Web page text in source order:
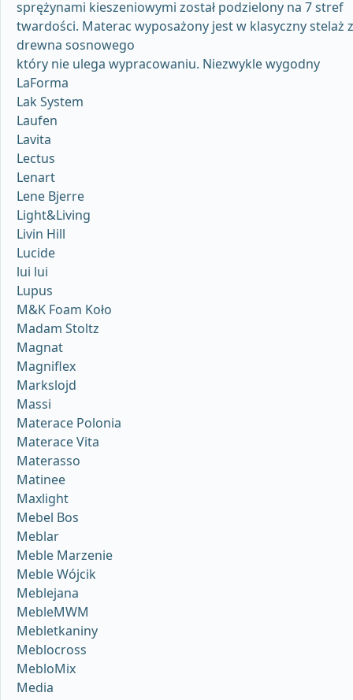
sprężynami kieszeniowymi został podzielony na 7 stref
twardości. Materac wyposażony jest w klasyczny stelaż z
drewna sosnowego
który nie ulega wypracowaniu. Niezwykle wygodny
LaForma
Lak System
Laufen
Lavita
Lectus
Lenart
Lene Bjerre
Light&Living
Livin Hill
Lucide
lui lui
Lupus
M&K Foam Koło
Madam Stoltz
Magnat
Magniflex
Markslojd
Massi
Materace Polonia
Materace Vita
Materasso
Matinee
Maxlight
Mebel Bos
Meblar
Meble Marzenie
Meble Wójcik
Meblejana
MebleMWM
Mebletkaniny
Meblocross
MebloMix
Media